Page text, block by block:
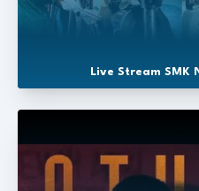
Live Stream SMK